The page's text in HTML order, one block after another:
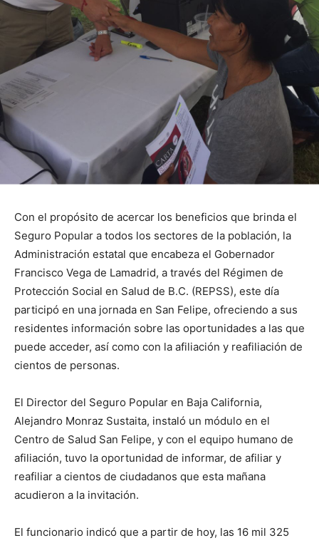
Con el propósito de acercar los beneficios que brinda el
Seguro Popular a todos los sectores de la población, la
Administración estatal que encabeza el Gobernador
Francisco Vega de Lamadrid, a través del Régimen de
Protección Social en Salud de B.C. (REPSS), este día
participó en una jornada en San Felipe, ofreciendo a sus
residentes información sobre las oportunidades a las que
puede acceder, así como con la afiliación y reafiliación de
cientos de personas.
El Director del Seguro Popular en Baja California,
Alejandro Monraz Sustaita, instaló un módulo en el
Centro de Salud San Felipe, y con el equipo humano de
afiliación, tuvo la oportunidad de informar, de afiliar y
reafiliar a cientos de ciudadanos que esta mañana
acudieron a la invitación.
El funcionario indicó que a partir de hoy, las 16 mil 325